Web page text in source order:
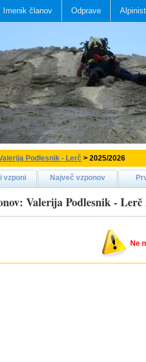
Imenik članov Odprave
Podlesnik - Lerč > 2025/2026
vzponi Največ vzponov
Valerija Podlesnik - Lerč
Ne